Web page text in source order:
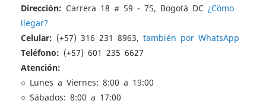
Dirección: Carrera 18 # 59 - 75, Bogotá DC ¿Cómo
llegar?
Celular: (+57) 316 231 8963, también por WhatsApp
Teléfono: (+57) 601 235 6627
Atención:
○ Lunes a Viernes: 8:00 a 19:00
○ Sábados: 8:00 a 17:00